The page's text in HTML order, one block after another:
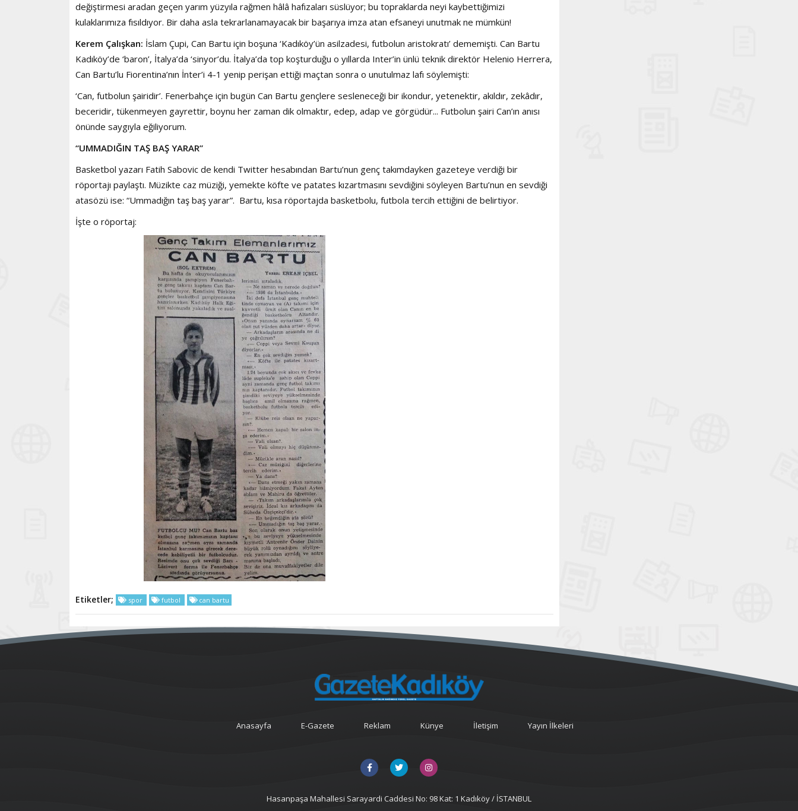
değiştirmesi aradan geçen yarım yüzyıla rağmen hâlâ hafızaları süslüyor; bu topraklarda neyi kaybettiğimizi
kulaklarımıza fısıldıyor. Bir daha asla tekrarlanamayacak bir başarıya imza atan efsaneyi unutmak ne mümkün!
Kerem Çalışkan: İslam Çupi, Can Bartu için boşuna ‘Kadıköy’ün asilzadesi, futbolun aristokratı’ dememişti. Can Bartu
Kadıköy’de ‘baron’, İtalya’da ‘sinyor’du. İtalya’da top koşturduğu o yıllarda Inter’in ünlü teknik direktör Helenio Herrera,
Can Bartu’lu Fiorentina’nın İnter’i 4-1 yenip perişan ettiği maçtan sonra o unutulmaz lafı söylemişti:
‘Can, futbolun şairidir’. Fenerbahçe için bugün Can Bartu gençlere sesleneceği bir ikondur, yetenektir, akıldır, zekâdır,
beceridir, tükenmeyen gayrettir, boynu her zaman dik olmaktır, edep, adap ve görgüdür... Futbolun şairi Can’ın anısı
önünde saygıyla eğiliyorum.
“UMMADIĞIN TAŞ BAŞ YARAR”
Basketbol yazarı Fatih Sabovic de kendi Twitter hesabından Bartu’nun genç takımdayken gazeteye verdiği bir
röportajı paylaştı. Müzikte caz müziği, yemekte köfte ve patates kızartmasını sevdiğini söyleyen Bartu’nun en sevdiği
atasözü ise: “Ummadığın taş baş yarar”. Bartu, kısa röportajda basketbolu, futbola tercih ettiğini de belirtiyor.
İşte o röportaj:
Etiketler; spor futbol can bartu
Anasayfa E-Gazete Reklam Künye İletişim Yayın İlkeleri
Hasanpaşa Mahallesi Sarayardi Caddesi No: 98 Kat: 1 Kadıköy / İSTANBUL